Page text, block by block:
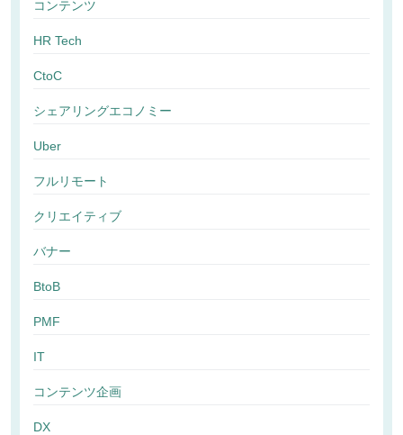
コンテンツ
HR Tech
CtoC
シェアリングエコノミー
Uber
フルリモート
クリエイティブ
バナー
BtoB
PMF
IT
コンテンツ企画
DX